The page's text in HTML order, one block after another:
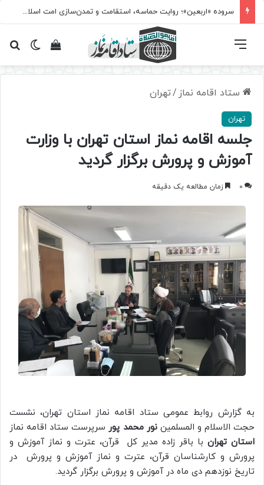
سروده‌ «اربعین»؛ روایت حماسه، استقامت و تمدن‌سازی امت اسلامی
تغییرمشاهده فهرست
ستاد اقامه نماز /تهران
تهران
جلسه اقامه نماز استان تهران با وزارت
آموزش و پرورش برگزار گردید
0 زمان مطالعه یک دقیقه
به گزارش روابط عمومی ستاد اقامه نماز استان تهران، نشست
حجت الاسلام و المسلمیننور محمد پور سرپرست ستاد اقامه نماز
استان تهران با باقر زاده مدیر کل قرآن، عترت و نماز آموزش و
پرورش و کارشناسان قرآن، عترت و نماز آموزش و پرورش در
تاریخ نوزدهم دی ماه در آموزش و پرورش برگزار گردید.